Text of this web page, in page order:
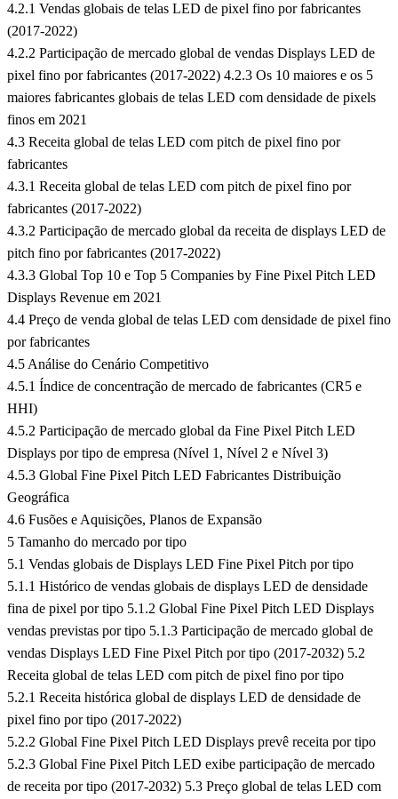
4.2.1 Vendas globais de telas LED de pixel fino por fabricantes
(2017-2022)
4.2.2 Participação de mercado global de vendas Displays LED de
pixel fino por fabricantes (2017-2022) 4.2.3 Os 10 maiores e os 5
maiores fabricantes globais de telas LED com densidade de pixels
finos em 2021
4.3 Receita global de telas LED com pitch de pixel fino por
fabricantes
4.3.1 Receita global de telas LED com pitch de pixel fino por
fabricantes (2017-2022)
4.3.2 Participação de mercado global da receita de displays LED de
pitch fino por fabricantes (2017-2022)
4.3.3 Global Top 10 e Top 5 Companies by Fine Pixel Pitch LED
Displays Revenue em 2021
4.4 Preço de venda global de telas LED com densidade de pixel fino
por fabricantes
4.5 Análise do Cenário Competitivo
4.5.1 Índice de concentração de mercado de fabricantes (CR5 e
HHI)
4.5.2 Participação de mercado global da Fine Pixel Pitch LED
Displays por tipo de empresa (Nível 1, Nível 2 e Nível 3)
4.5.3 Global Fine Pixel Pitch LED Fabricantes Distribuição
Geográfica
4.6 Fusões e Aquisições, Planos de Expansão
5 Tamanho do mercado por tipo
5.1 Vendas globais de Displays LED Fine Pixel Pitch por tipo
5.1.1 Histórico de vendas globais de displays LED de densidade
fina de pixel por tipo 5.1.2 Global Fine Pixel Pitch LED Displays
vendas previstas por tipo 5.1.3 Participação de mercado global de
vendas Displays LED Fine Pixel Pitch por tipo (2017-2032) 5.2
Receita global de telas LED com pitch de pixel fino por tipo
5.2.1 Receita histórica global de displays LED de densidade de
pixel fino por tipo (2017-2022)
5.2.2 Global Fine Pixel Pitch LED Displays prevê receita por tipo
5.2.3 Global Fine Pixel Pitch LED exibe participação de mercado
de receita por tipo (2017-2032) 5.3 Preço global de telas LED com